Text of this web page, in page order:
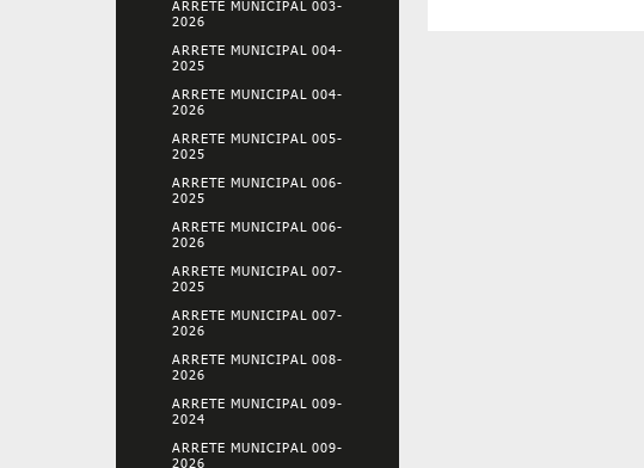
ARRETE MUNICIPAL 003-
2026
ARRETE MUNICIPAL 004-
2025
ARRETE MUNICIPAL 004-
2026
ARRETE MUNICIPAL 005-
2025
ARRETE MUNICIPAL 006-
2025
ARRETE MUNICIPAL 006-
2026
ARRETE MUNICIPAL 007-
2025
ARRETE MUNICIPAL 007-
2026
ARRETE MUNICIPAL 008-
2026
ARRETE MUNICIPAL 009-
2024
ARRETE MUNICIPAL 009-
2026